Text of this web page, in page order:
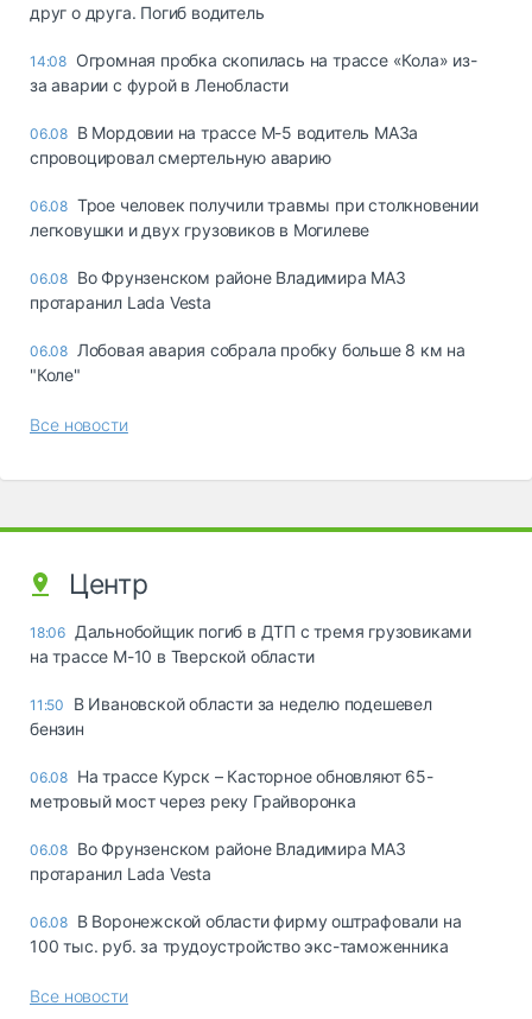
друг о друга. Погиб водитель
14:08 Огромная пробка скопилась на трассе «Кола» из-
за аварии с фурой в Ленобласти
06.08 В Мордовии на трассе М-5 водитель МАЗа
спровоцировал смертельную аварию
06.08 Трое человек получили травмы при столкновении
легковушки и двух грузовиков в Могилеве
06.08 Во Фрунзенском районе Владимира МАЗ
протаранил Lada Vesta
06.08 Лобовая авария собрала пробку больше 8 км на
"Коле"
Все новости
Центр
18:06 Дальнобойщик погиб в ДТП с тремя грузовиками
на трассе М-10 в Тверской области
11:50
В Ивановской области за неделю подешевел
бензин
06.08 На трассе Курск – Касторное обновляют 65-
метровый мост через реку Грайворонка
06.08 Во Фрунзенском районе Владимира МАЗ
протаранил Lada Vesta
06.08 В Воронежской области фирму оштрафовали на
100 тыс. руб. за трудоустройство экс-таможенника
Все новости